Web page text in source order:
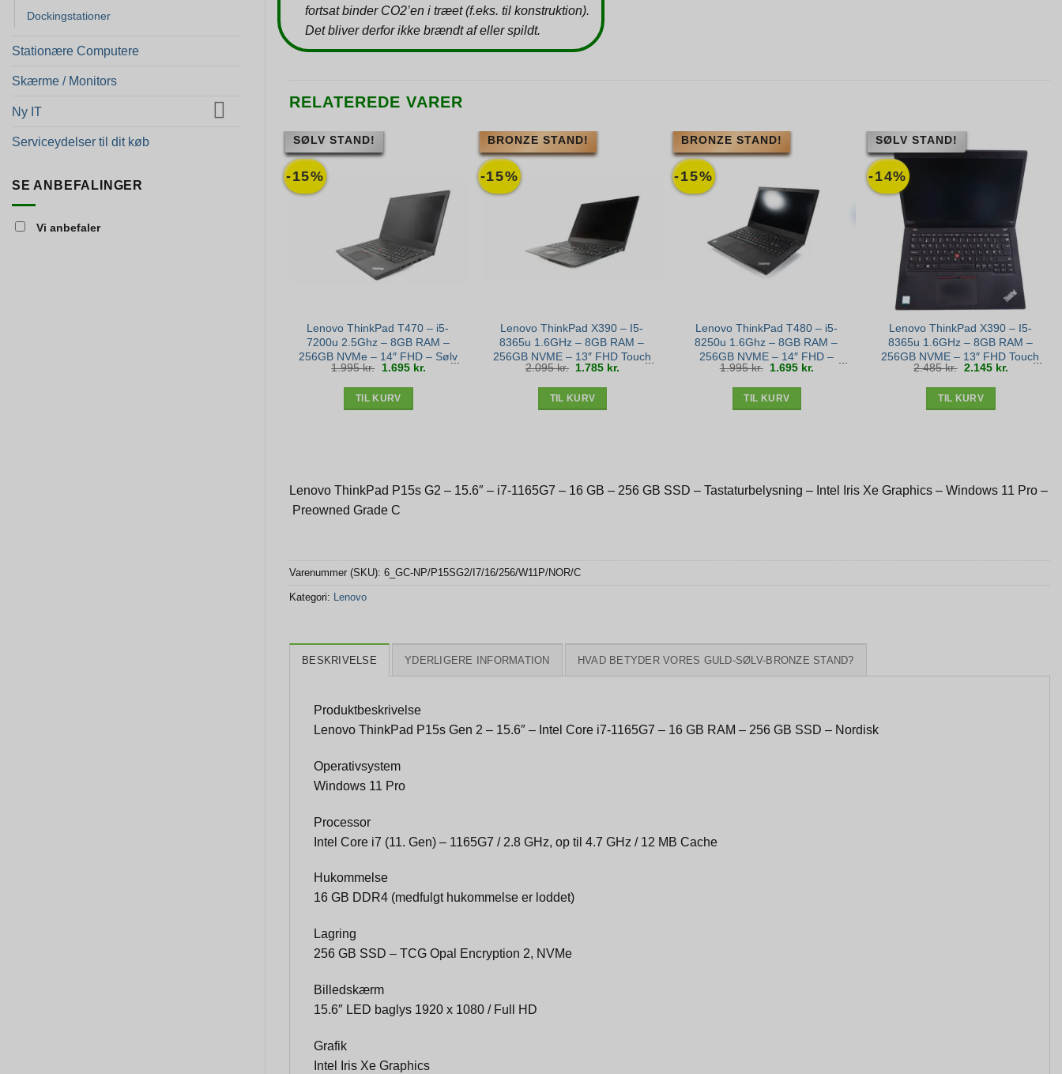
Dockingstationer
Stationære Computere
Skærme / Monitors
Ny IT
Serviceydelser til dit køb
SE ANBEFALINGER
Vi anbefaler
fortsat binder CO2’en i træet (f.eks. til konstruktion).
Det bliver derfor ikke brændt af eller spildt.
RELATEREDE VARER
-15%
SØLV STAND!
Lenovo ThinkPad T470 – i5-
7200u 2.5Ghz – 8GB RAM –
256GB NVMe – 14″ FHD – Sølv
stand
1.995kr. Den
oprindelige
pris
1.695 kr.aktuelle
pris
TIL KURV
-15%
BRONZE STAND!
Lenovo ThinkPad X390 – I5-
8365u 1.6GHz – 8GB RAM –
256GB NVME – 13″ FHD Touch
– Win 11 – Bronze stand
2.095kr. Den
oprindelige
pris
1.785 kr.
TIL KURV
-15%
BRONZE STAND!
Lenovo ThinkPad T480 – i5-
8250u 1.6Ghz – 8GB RAM –
256GB NVME – 14″ FHD –
Bronze stand
1.995kr. Den
oprindelige
pris
1.695 kr.
TIL KURV
-14%
SØLV STAND!
Lenovo ThinkPad X390 – I5-
8365u 1.6GHz – 8GB RAM –
256GB NVME – 13″ FHD Touch
– Win 11 – Sølv stand
2.485kr. Den
oprindelige
pris
2.145 kr.aktuelle
pris
TIL KURV
Lenovo ThinkPad P15s G2 – 15.6″ – i7-1165G7 – 16 GB – 256 GB SSD – Tastaturbelysning – Intel Iris Xe Graphics – Windows 11 Pro –
Preowned Grade C
Varenummer (SKU): 6_GC-NP/P15SG2/I7/16/256/W11P/NOR/C
Kategori: Lenovo
BESKRIVELSE YDERLIGERE INFORMATION HVAD BETYDER VORES GULD-SØLV-BRONZE STAND?
Produktbeskrivelse
Lenovo ThinkPad P15s Gen 2 – 15.6″ – Intel Core i7-1165G7 – 16 GB RAM – 256 GB SSD – Nordisk
Operativsystem
Windows 11 Pro
Processor
Intel Core i7 (11. Gen) – 1165G7 / 2.8 GHz, op til 4.7 GHz / 12 MB Cache
Hukommelse
16 GB DDR4 (medfulgt hukommelse er loddet)
Lagring
256 GB SSD – TCG Opal Encryption 2, NVMe
Billedskærm
15.6″ LED baglys 1920 x 1080 / Full HD
Grafik
Intel Iris Xe Graphics